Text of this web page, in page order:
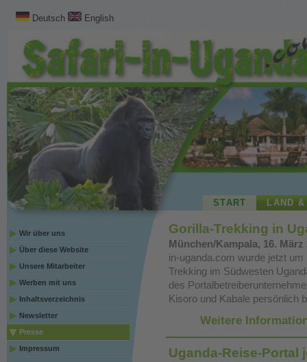
Deutsch English
START LAND
Wir über uns
Über diese Website
Unsere Mitarbeiter
Werben mit uns
Inhaltsverzeichnis
Newsletter
Presse
Impressum
Gorilla-Trekking in
München/Kampala, 16. März
in-uganda.com wurde jetzt
Trekking im Südwesten
des
Kisoro und Kabale persönlich
Weitere
Uganda-Reise-Portal